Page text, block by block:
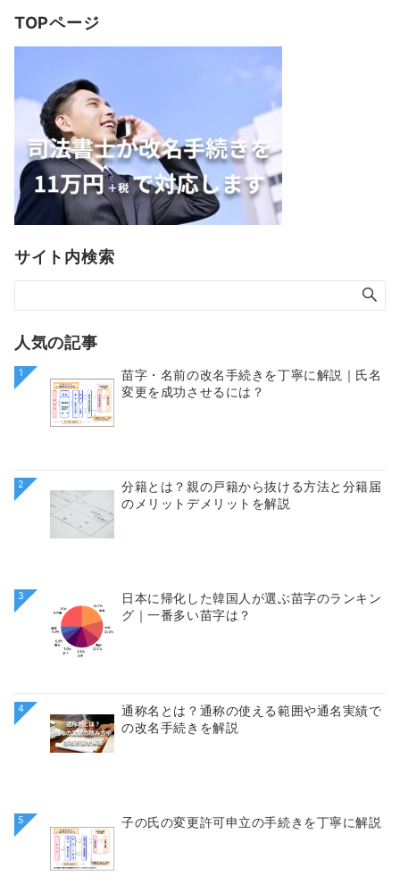
TOPページ
サイト内検索
人気の記事
1
苗字・名前の改名手続きを丁寧に解説｜氏名
変更を成功させるには？
2
分籍とは？親の戸籍から抜ける方法と分籍届
のメリットデメリットを解説
3
日本に帰化した韓国人が選ぶ苗字のランキン
グ｜一番多い苗字は？
4
通称名とは？通称の使える範囲や通名実績で
の改名手続きを解説
5 子の氏の変更許可申立の手続きを丁寧に解説